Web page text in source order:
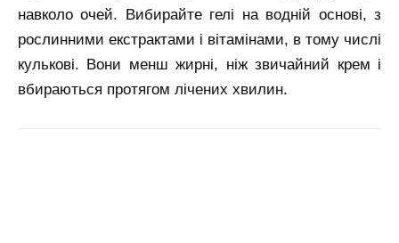
навколо очей. Вибирайте гелі на водній основі, з
рослинними екстрактами і вітамінами, в тому числі
кулькові. Вони менш жирні, ніж звичайний крем і
вбираються протягом лічених хвилин.